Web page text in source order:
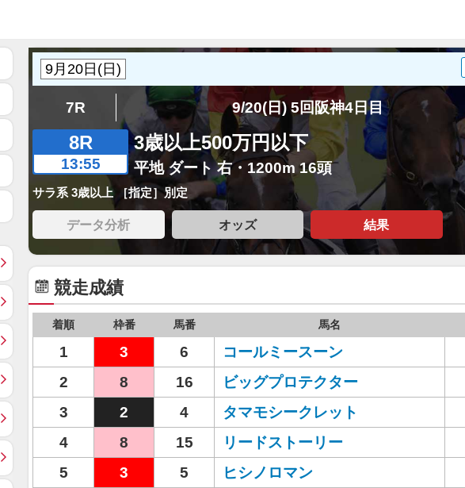
7R 9/20(日) 5回阪神4日目
8R
13:55
3歳以上500万円以下
平地 ダート 右・1200m 16頭
サラ系 3歳以上 ［指定］別定
データ分析 オッズ 結果
競走成績
着順 枠番 馬番 馬名
1 3 6 コールミースーン
2
8 16 ビッグプロテクター
3
2 4 タマモシークレット
4
8 15 リードストーリー
5
3 5 ヒシノロマン